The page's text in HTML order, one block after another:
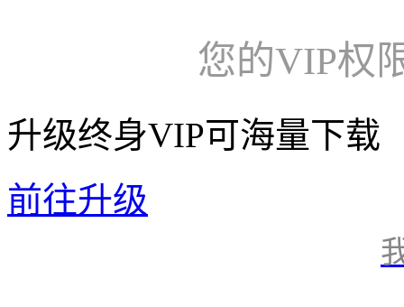
您的VIP权
升级终身VIP可海量下载
前往升级